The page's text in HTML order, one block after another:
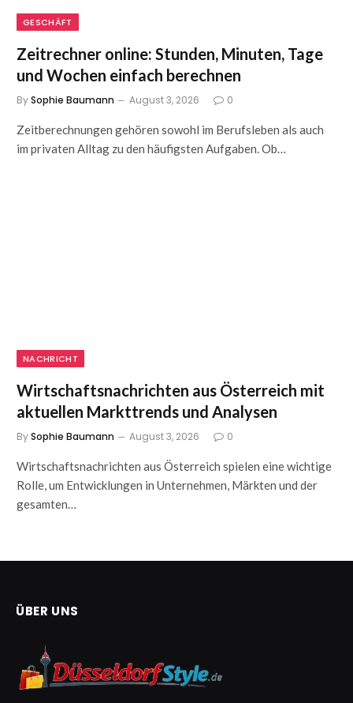
GESCHÄFT
Zeitrechner online: Stunden, Minuten, Tage
und Wochen einfach berechnen
BySophie Baumann August 3, 2026 0
Zeitberechnungen gehören sowohl im Berufsleben als auch
im privaten Alltag zu den häufigsten Aufgaben. Ob…
NACHRICHT
Wirtschaftsnachrichten aus Österreich mit
aktuellen Markttrends und Analysen
BySophie Baumann August 3, 2026 0
Wirtschaftsnachrichten aus Österreich spielen eine wichtige
Rolle, um Entwicklungen in Unternehmen, Märkten und der
gesamten…
ÜBER UNS